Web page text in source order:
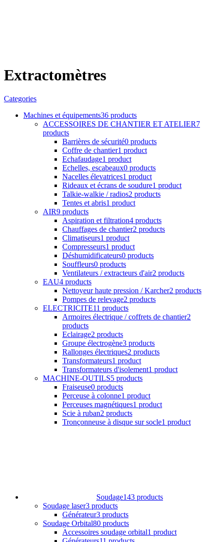
Extractomètres
Categories
Machines et équipements36 products
ACCESSOIRES DE CHANTIER ET ATELIER7
products
Barrières de sécurité0 products
Coffre de chantier1 product
Echafaudage1 product
Echelles, escabeaux0 products
Nacelles élevatrices1 product
Rideaux et écrans de soudure1 product
Talkie-walkie / radios2 products
Tentes et abris1 product
AIR9 products
Aspiration et filtration4 products
Chauffages de chantier2 products
Climatiseurs1 product
Compresseurs1 product
Déshumidificateurs0 products
Souffleurs0 products
Ventilateurs / extracteurs d'air2 products
EAU4 products
Nettoyeur haute pression / Karcher2 products
Pompes de relevage2 products
ELECTRICITE11 products
Armoires électrique / coffrets de chantier2
products
Eclairage2 products
Groupe électrogène3 products
Rallonges électriques2 products
Transformateurs1 product
Transformateurs d'isolement1 product
MACHINE-OUTILS5 products
Fraiseuse0 products
Perceuse à colonne1 product
Perceuses magnétiques1 product
Scie à ruban2 products
Tronçonneuse à disque sur socle1 product
Soudage143 products
Soudage laser3 products
Générateur3 products
Soudage Orbital80 products
Accessoires soudage orbital1 product